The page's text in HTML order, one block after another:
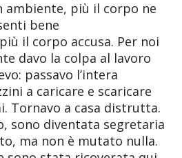
ambiente, più il corpo ne
bene
il corpo accusa. Per noi
davo la colpa al lavoro
passavo l’intera
a caricare e scaricare
Tornavo a casa distrutta.
sono diventata segretaria
ma non è mutato nulla.